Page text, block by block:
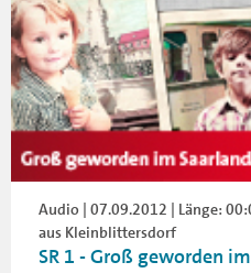
Audio | 07.09.2012 | Länge:
aus Kleinblittersdorf
SR 1 - Groß geworden